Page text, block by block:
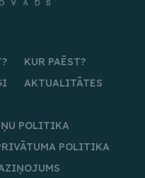
KUR PAĒST?
AKTUALITĀTES
POLITIKA
POLITIKA